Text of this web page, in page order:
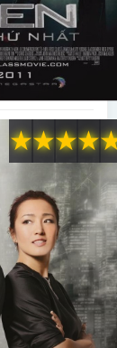
★
★
★
★